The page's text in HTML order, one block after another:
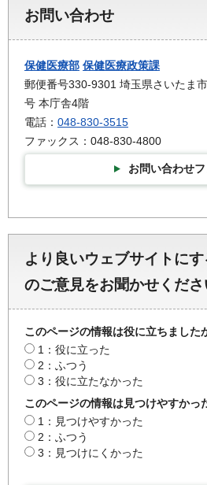
お問い合わせ
保健医療部 保健医療政策課
郵便番号330-9301 埼玉県さいたま
号 本庁舎4階
電話： 048-830-3515
ファックス：048-830-4800
お問い合わせ
より良いウェブサイトに
のご意見をお聞かせくださ
このページの情報は役に立ちました
1：役に立った
2：ふつう
3：役に立たなかった
このページの情報は見つけやすかっ
1：見つけやすかった
2：ふつう
3：見つけにくかった